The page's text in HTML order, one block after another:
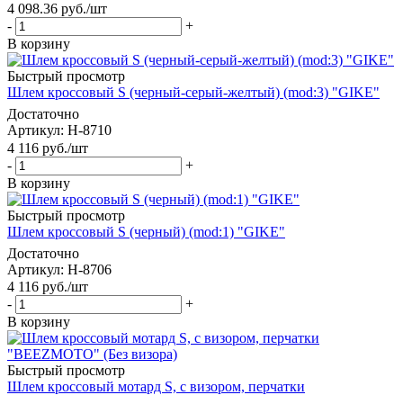
4 098.36 руб./шт
-
+
В корзину
Быстрый просмотр
Шлем кроссовый S (черный-серый-желтый) (mod:3) "GIKE"
Достаточно
Артикул: H-8710
4 116 руб./шт
-
+
В корзину
Быстрый просмотр
Шлем кроссовый S (черный) (mod:1) "GIKE"
Достаточно
Артикул: H-8706
4 116 руб./шт
-
+
В корзину
Быстрый просмотр
Шлем кроссовый мотард S, c визором, перчатки